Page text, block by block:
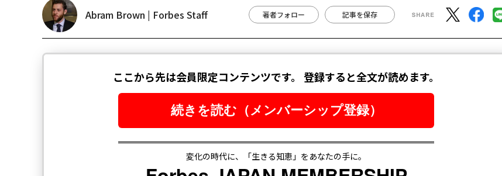
Abram Brown | Forbes Staff 著者フォロー 記事を保存